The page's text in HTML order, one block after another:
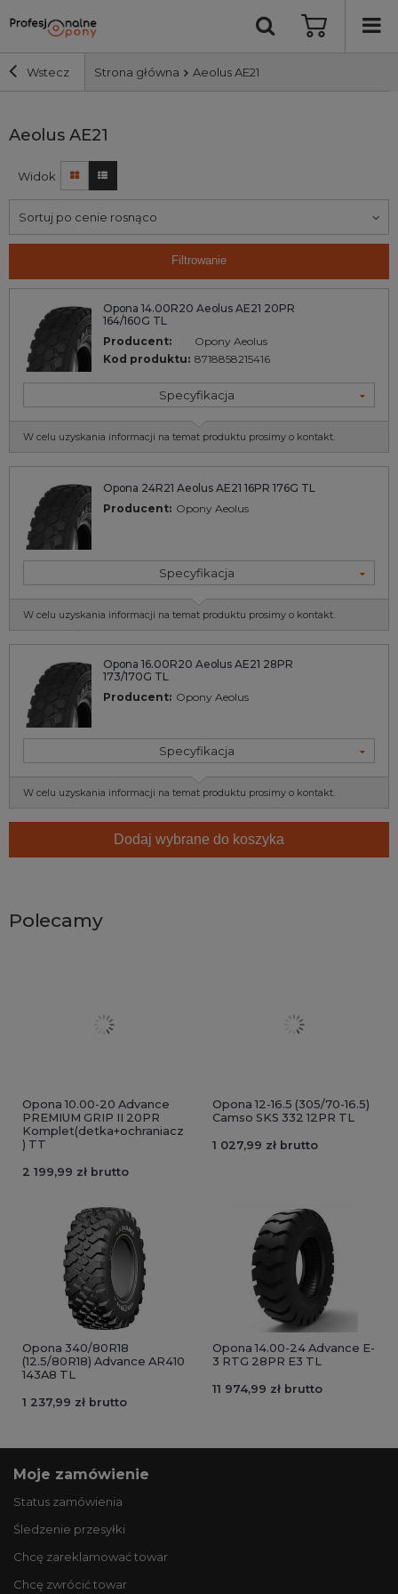
Wstecz Strona główna Aeolus AE21
Szerokość i profil
Średnica
Producent
Nośność
Aeolus AE21
Widok
Sortuj po cenie rosnąco
Filtrowanie
Opona 14.00R20 Aeolus AE21 20PR
164/160G TL
Producent:
Opony Aeolus
Kod produktu: 8718858215416
Specyfikacja
W celu uzyskania informacji na temat produktu prosimy o kontakt.
Opona 24R21 Aeolus AE21 16PR 176G TL
Producent: Opony Aeolus
Specyfikacja
W celu uzyskania informacji na temat produktu prosimy o kontakt.
Opona 16.00R20 Aeolus AE21 28PR
173/170G TL
Producent: Opony Aeolus
Specyfikacja
W celu uzyskania informacji na temat produktu prosimy o kontakt.
Dodaj wybrane do koszyka
Polecamy
Opona 10.00-20 Advance
PREMIUM GRIP II 20PR
Komplet(detka+ochraniacz
) TT
2 199,99 zł brutto
Opona 12-16.5 (305/70-16.5)
Camso SKS 332 12PR TL
1 027,99 zł brutto
Opona 340/80R18
(12.5/80R18) Advance AR410
143A8 TL
1 237,99 zł brutto
Opona 14.00-24 Advance E-
3 RTG 28PR E3 TL
11 974,99 zł brutto
Moje zamówienie
Status zamówienia
Śledzenie przesyłki
Chcę zareklamować towar
Chcę zwrócić towar